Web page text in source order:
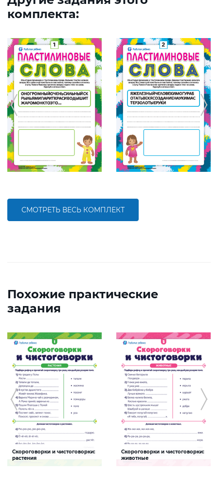
комплекта:
СМОТРЕТЬ ВЕСЬ КОМПЛЕКТ
Похожие практические
задания
Скороговорки и чистоговорки:
растения
Скороговорки и чистоговорки:
животные